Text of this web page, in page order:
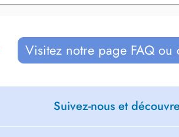
Visitez notre page FAQ ou
Suivez-nous et